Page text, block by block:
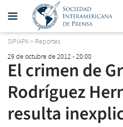
SIPIAPA> Reportes
29 de octubre de 2012 - 20:00
El crimen de
Rodríguez
resulta